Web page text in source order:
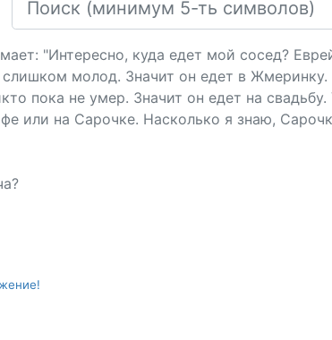
"Интересно, куда едет мой сосед?
молод. Значит он едет в
пока не умер. Значит он едет на
или на Сарочке. Насколько я знаю,